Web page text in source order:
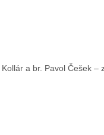
a br. Pavol Češek –